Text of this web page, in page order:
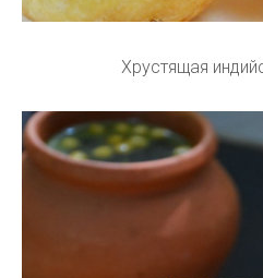
Хрустящая